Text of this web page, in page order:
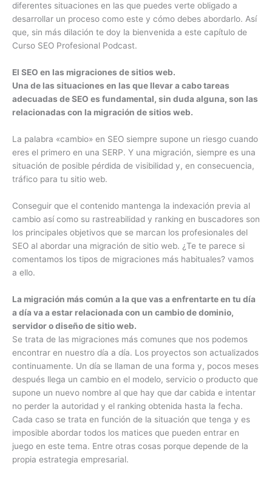
diferentes situaciones en las que puedes verte obligado a
desarrollar un proceso como este y cómo debes abordarlo. Así
que, sin más dilación te doy la bienvenida a este capítulo de
Curso SEO Profesional Podcast.
El SEO en las migraciones de sitios web.
Una de las situaciones en las que llevar a cabo tareas
adecuadas de SEO es fundamental, sin duda alguna, son las
relacionadas con la migración de sitios web.
La palabra «cambio» en SEO siempre supone un riesgo cuando
eres el primero en una SERP. Y una migración, siempre es una
situación de posible pérdida de visibilidad y, en consecuencia,
tráfico para tu sitio web.
Conseguir que el contenido mantenga la indexación previa al
cambio así como su rastreabilidad y ranking en buscadores son
los principales objetivos que se marcan los profesionales del
SEO al abordar una migración de sitio web. ¿Te te parece si
comentamos los tipos de migraciones más habituales? vamos
a ello.
La migración más común a la que vas a enfrentarte en tu día
a día va a estar relacionada con un cambio de dominio,
servidor o diseño de sitio web.
Se trata de las migraciones más comunes que nos podemos
encontrar en nuestro día a día. Los proyectos son actualizados
continuamente. Un día se llaman de una forma y, pocos meses
después llega un cambio en el modelo, servicio o producto que
supone un nuevo nombre al que hay que dar cabida e intentar
no perder la autoridad y el ranking obtenida hasta la fecha.
Cada caso se trata en función de la situación que tenga y es
imposible abordar todos los matices que pueden entrar en
juego en este tema. Entre otras cosas porque depende de la
propia estrategia empresarial.